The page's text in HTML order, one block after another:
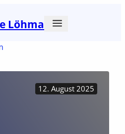
Löhma
12. August 2025